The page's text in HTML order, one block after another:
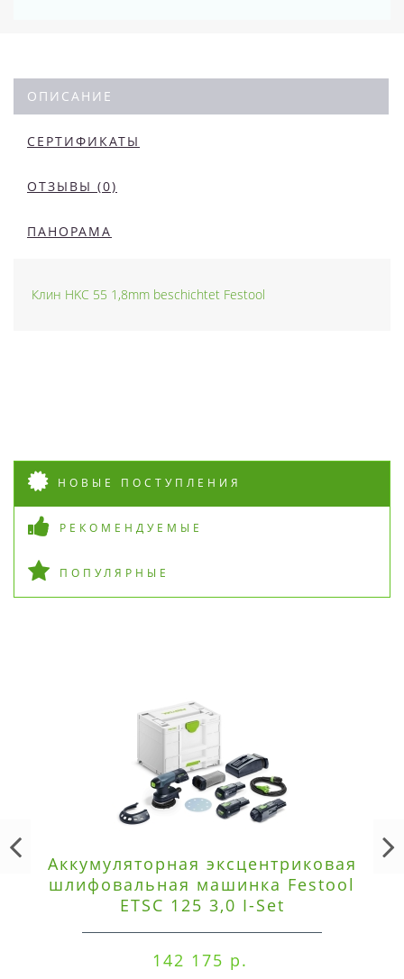
ОПИСАНИЕ
СЕРТИФИКАТЫ
ОТЗЫВЫ (0)
ПАНОРАМА
Клин HKC 55 1,8mm beschichtet Festool
НОВЫЕ ПОСТУПЛЕНИЯ
РЕКОМЕНДУЕМЫЕ
ПОПУЛЯРНЫЕ
Аккумуляторная эксцентриковая
шлифовальная машинка Festool
ETSC 125 3,0 I-Set
142 175 р.